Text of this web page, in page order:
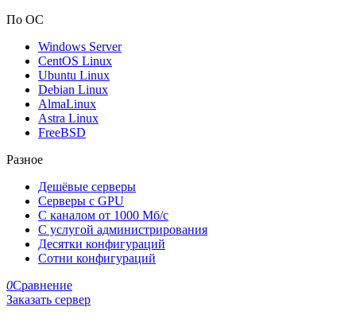
По ОС
Windows Server
CentOS Linux
Ubuntu Linux
Debian Linux
AlmaLinux
Astra Linux
FreeBSD
Разное
Дешёвые серверы
Серверы с GPU
С каналом от 1000 Мб/с
С услугой администрирования
Десятки конфигураций
Сотни конфигураций
0Сравнение
Заказать сервер